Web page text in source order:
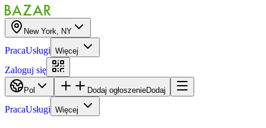
New York, NY
PracaUsługi Więcej
Zaloguj się
Pol Dodaj ogłoszenieDodaj
PracaUsługi Więcej